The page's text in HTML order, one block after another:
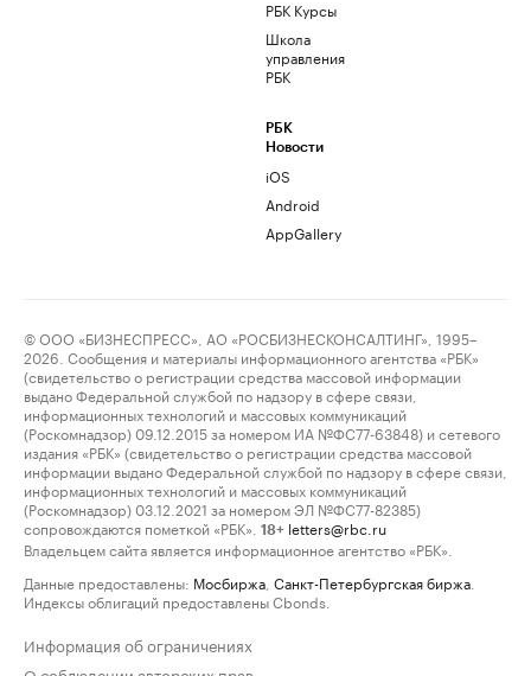
РБК Курсы
Школа
управления
РБК
РБК
Новости
iOS
Android
AppGallery
© ООО «БИЗНЕСПРЕСС», АО «РОСБИЗНЕСКОНСАЛТИНГ», 1995–
2026. Сообщения и материалы информационного агентства «РБК»
(свидетельство о регистрации средства массовой информации
выдано Федеральной службой по надзору в сфере связи,
информационных технологий и массовых коммуникаций
(Роскомнадзор) 09.12.2015 за номером ИА №ФС77-63848) и сетевого
издания «РБК» (свидетельство о регистрации средства массовой
информации выдано Федеральной службой по надзору в сфере связи,
информационных технологий и массовых коммуникаций
(Роскомнадзор) 03.12.2021 за номером ЭЛ №ФС77-82385)
сопровождаются пометкой «РБК».
18+ letters@rbc.ru
Владельцем сайта является информационное агентство «РБК».
Данные предоставлены: Мосбиржа Санкт-Петербургская биржа
Индексы облигаций предоставлены Cbonds.
Информация об ограничениях